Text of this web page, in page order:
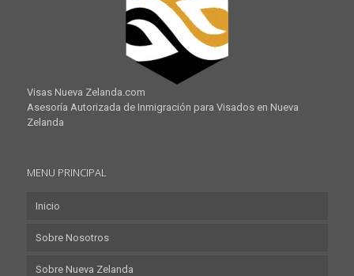
Visas Nueva Zelanda.com
Asesoría Autorizada de Inmigración para Visados en Nueva
Zelanda
MENU PRINCIPAL
Inicio
Sobre Nosotros
Sobre Nueva Zelanda